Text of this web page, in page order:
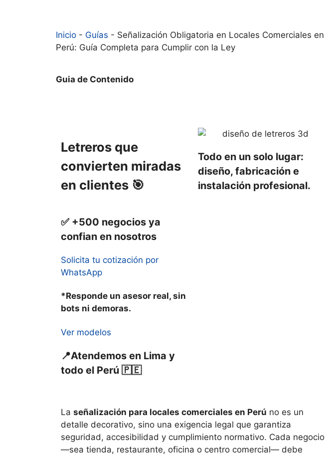
Inicio - Guías - Señalización Obligatoria en Locales Comerciales en
Perú: Guía Completa para Cumplir con la Ley
Guia de Contenido
Letreros que
convierten miradas
en clientes 🎯
✅ +500 negocios ya
confian en nosotros
Solicita tu cotización por
WhatsApp
*Responde un asesor real, sin
bots ni demoras.
Ver modelos
📍Atendemos en Lima y
todo el Perú 🇵🇪
Todo en un solo lugar:
diseño, fabricación e
instalación profesional.
La señalización para locales comerciales en Perú no es un
detalle decorativo, sino una exigencia legal que garantiza
seguridad, accesibilidad y cumplimiento normativo. Cada negocio
—sea tienda, restaurante, oficina o centro comercial— debe